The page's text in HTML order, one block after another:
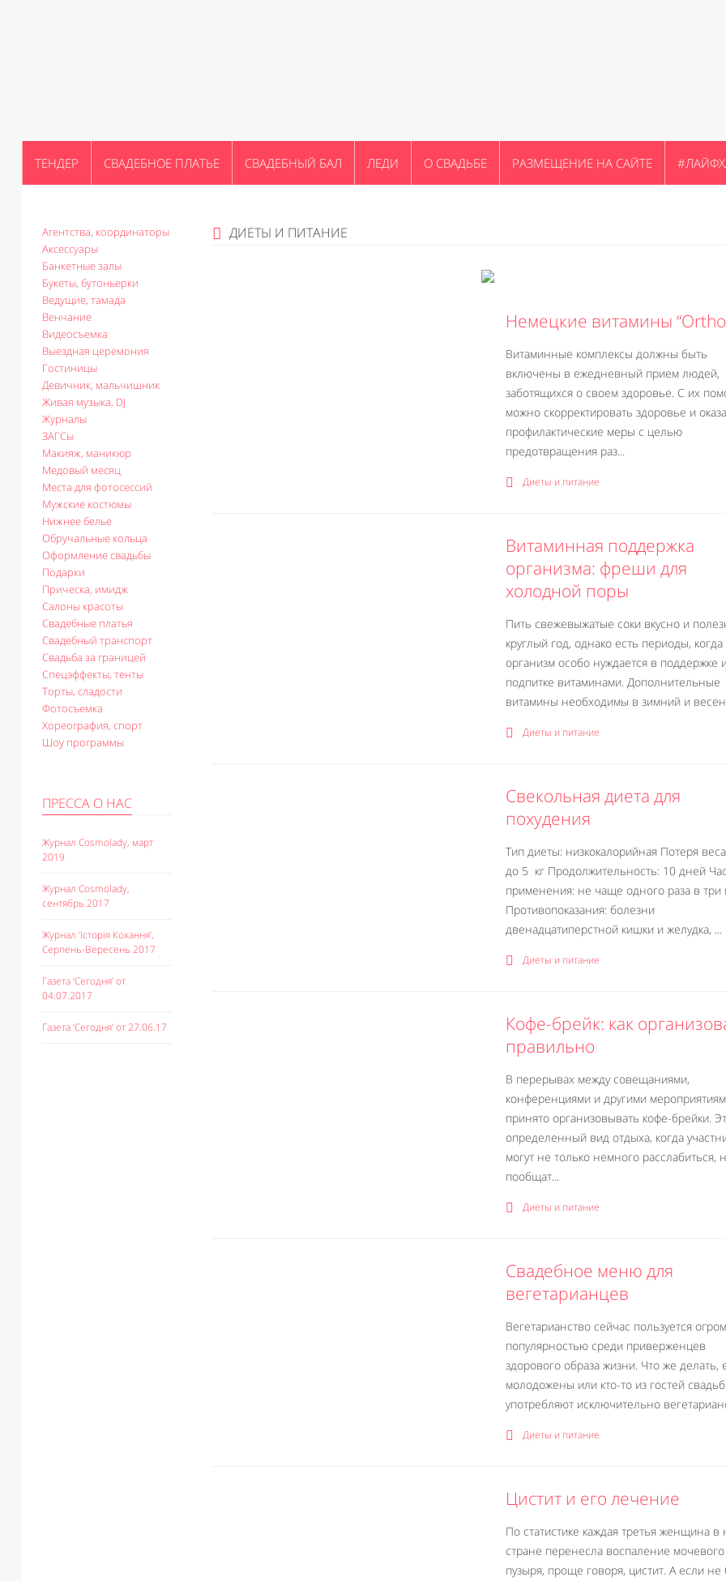
ТЕНДЕР СВАДЕБНОЕ ПЛАТЬЕ СВАДЕБНЫЙ БАЛ ЛЕДИ О СВАДЬБЕ РАЗМЕЩЕНИЕ НА САЙТЕ
Агентства, координаторы
Аксессуары
Банкетные залы
Букеты, бутоньерки
Ведущие, тамада
Венчание
Видеосъемка
Выездная церемония
Гостиницы
Девичник, мальчишник
Живая музыка, DJ
Журналы
ЗАГСы
Макияж, маникюр
Медовый месяц
Места для фотосессий
Мужские костюмы
Нижнее белье
Обручальные кольца
Оформление свадьбы
Подарки
Прическа, имидж
Салоны красоты
Свадебные платья
Свадебный транспорт
Свадьба за границей
Спецэффекты, тенты
Торты, сладости
Фотосъемка
Хореография, спорт
Шоу программы
ПРЕССА О НАС
Журнал Cosmolady, март
2019
Журнал Cosmolady,
сентябрь 2017
Журнал ‘Історія Кохання’,
Серпень-Вересень 2017
Газета ‘Сегодня’ от
04.07.2017
Газета ‘Сегодня’ от 27.06.17
ДИЕТЫ И ПИТАНИЕ
Немецкие витамины
Витаминные комплексы должны быть
включены в ежедневный прием людей,
заботящихся о своем здоровье. С их
можно скорректировать здоровье и
профилактические меры с целью
предотвращения раз...
Диеты и питание
Витаминная поддержка
организма: фреши для
холодной поры
Пить свежевыжатые соки вкусно и
круглый год, однако есть периоды,
организм особо нуждается в поддержке
подпитке витаминами. Дополнительные
витамины необходимы в зимний и
Диеты и питание
Свекольная диета для
похудения
Тип диеты: низкокалорийная Потеря
до 5 кг Продолжительность: 10 дней
применения: не чаще одного раза в три
Противопоказания: болезни
двенадцатиперстной кишки и желудка, ...
Диеты и питание
Кофе-брейк: как
правильно
В перерывах между совещаниями,
конференциями и другими
принято организовывать кофе-брейки.
определенный вид отдыха, когда
могут не только немного расслабиться,
пообщат...
Диеты и питание
Свадебное меню для
вегетарианцев
Вегетарианство сейчас пользуется
популярностью среди приверженцев
здорового образа жизни. Что же делать,
молодожены или кто-то из гостей
употребляют исключительно
Диеты и питание
Цистит и его лечение
По статистике каждая третья женщина
стране перенесла воспаление мочевого
пузыря, проще говоря, цистит. А если не